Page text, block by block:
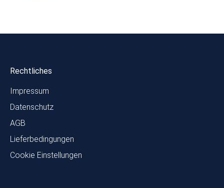
Rechtliches
Impressum
Datenschutz
AGB
Lieferbedingungen
Cookie Einstellungen